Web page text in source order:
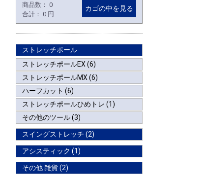
商品数： 0
合計： 0 円
カゴの中を見る
ストレッチポール
ストレッチポールEX (6)
ストレッチポールMX (6)
ハーフカット (6)
ストレッチポールひめトレ (1)
その他のツール (3)
スイングストレッチ (2)
アシスティック (1)
その他 雑貨 (2)